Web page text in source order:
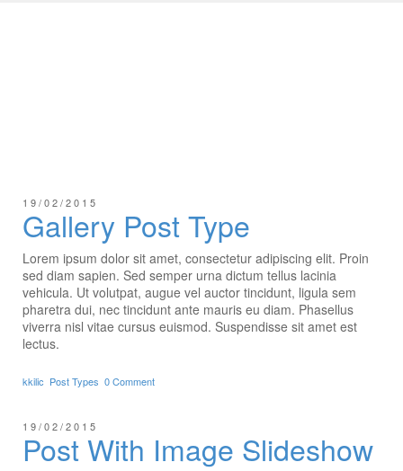
19/02/2015
Gallery Post Type
Lorem ipsum dolor sit amet, consectetur adipiscing elit. Proin
sed diam sapien. Sed semper urna dictum tellus lacinia
vehicula. Ut volutpat, augue vel auctor tincidunt, ligula sem
pharetra dui, nec tincidunt ante mauris eu diam. Phasellus
viverra nisl vitae cursus euismod. Suspendisse sit amet est
lectus.
kkilic Post Types 0 Comment
19/02/2015
Post With Image Slideshow